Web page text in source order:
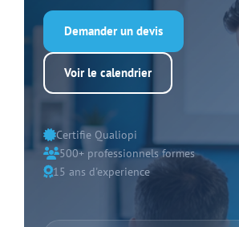
Demander un devis
Voir le calendrier
Certifie Qualiopi
500+ professionnels formes
15 ans d'experience